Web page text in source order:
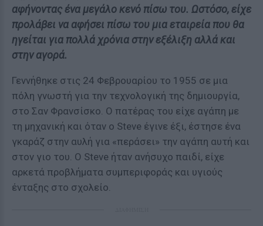
αφήνοντας ένα μεγάλο κενό πίσω του. Ωστόσο, είχε
προλάβει να αφήσει πίσω του μια εταιρεία που θα
ηγείται για πολλά χρόνια στην εξέλιξη αλλά και
στην αγορά.
Γεννήθηκε στις 24 Φεβρουαρίου το 1955 σε μια
πόλη γνωστή για την τεχνολογική της δημιουργία,
στο Σαν Φρανσίσκο. Ο πατέρας του είχε αγάπη με
τη μηχανική και όταν ο Steve έγινε έξι, έστησε ένα
γκαράζ στην αυλή για «περάσει» την αγάπη αυτή και
στον γιο του. Ο Steve ήταν ανήσυχο παιδί, είχε
αρκετά προβλήματα συμπεριφοράς και υγιούς
ένταξης στο σχολείο.